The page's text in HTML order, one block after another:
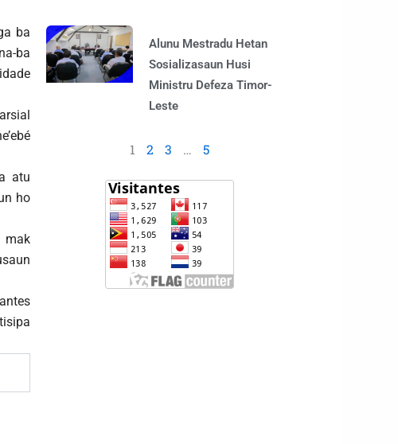
ba
ba
atu
ho
mak
Alunu Mestradu Hetan
Sosializasaun Husi
Ministru Defeza Timor-
Leste
1 2 3 … 5